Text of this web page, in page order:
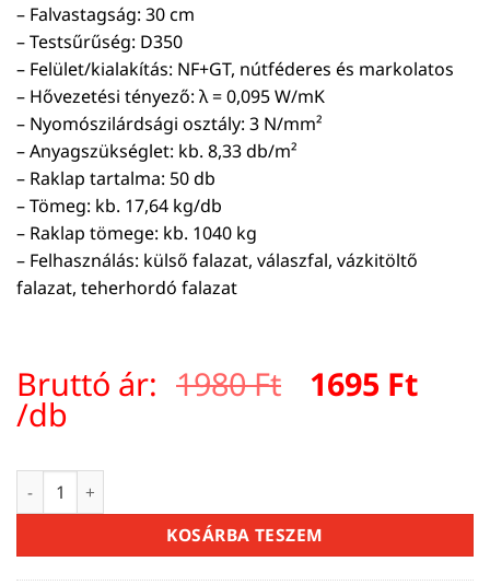
– Falvastagság: 30 cm
– Testsűrűség: D350
– Felület/kialakítás: NF+GT, nútféderes és markolatos
– Hővezetési tényező: λ = 0,095 W/mK
– Nyomószilárdsági osztály: 3 N/mm²
– Anyagszükséglet: kb. 8,33 db/m²
– Raklap tartalma: 50 db
– Tömeg: kb. 17,64 kg/db
– Raklap tömege: kb. 1040 kg
– Felhasználás: külső falazat, válaszfal, vázkitöltő
falazat, teherhordó falazat
Bruttó ár: 1980Ft Original
1695 Ft
/db
VIABLOKK D350/30 NF+GT falazóelem 600×200×300 mm
KOSÁRBA TESZEM